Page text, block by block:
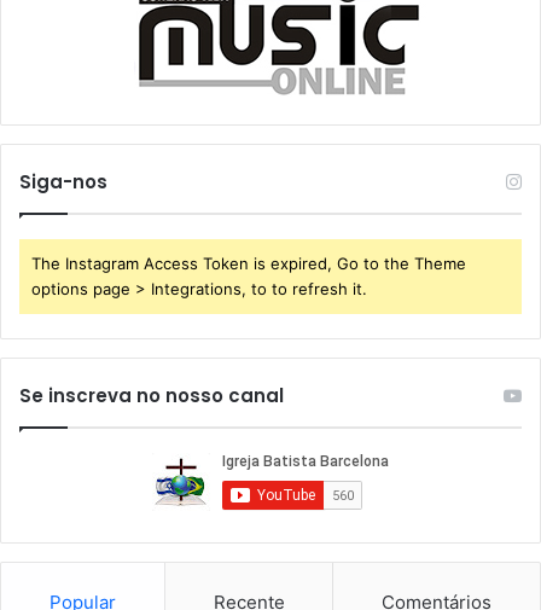
Siga-nos
The Instagram Access Token is expired, Go to the Theme
options page > Integrations, to to refresh it.
Se inscreva no nosso canal
Popular Recente Comentários